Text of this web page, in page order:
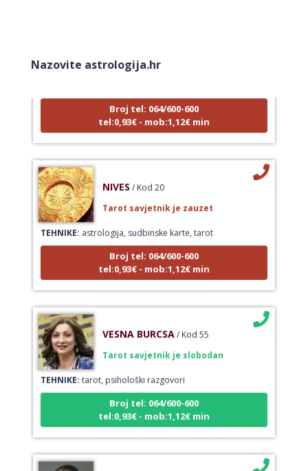
Nazovite astrologija.hr
sudbinske karte, anđeoske poruke
Broj tel: 064/600-600
tel:0,93€ - mob:1,12€ min
TEHNIKE:astrologija, sudbinske karte, tarot
Broj tel: 064/600-600
tel:0,93€ - mob:1,12€ min
TEHNIKE:tarot, psihološki razgovori
Broj tel: 064/600-600
tel:0,93€ - mob:1,12€ min